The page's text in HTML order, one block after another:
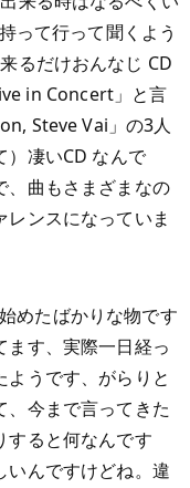
って行って聞くよう
るだけおんなじ CD
in Concert」と言
Steve Vai」の3人
）凄いCD なんで
、曲もさまざまなの
ンスになっていま
めたばかりな物です
ます、実際一日経っ
うです、がらりと
、今まで言ってきた
すると何なんです
いんですけどね。違